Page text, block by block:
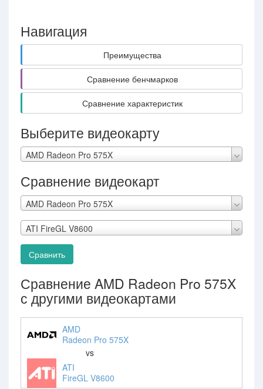
Навигация
Преимущества
Сравнение бенчмарков
Сравнение характеристик
Выберите видеокарту
AMD Radeon Pro 575X
Сравнение видеокарт
AMD Radeon Pro 575X
ATI FireGL V8600
Сравнить
Сравнение AMD Radeon Pro 575X
с другими видеокартами
AMD
Radeon Pro 575X
vs
ATI
FireGL V8600